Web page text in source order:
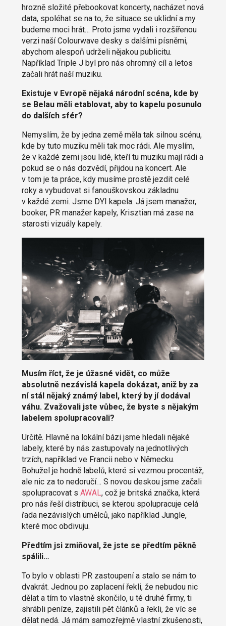
hrozně složité přebookovat koncerty, nacházet nová
data, spoléhat se na to, že situace se uklidní a my
budeme moci hrát… Proto jsme vydali i rozšířenou
verzi naší Colourwave desky s dalšími písněmi,
abychom alespoň udrželi nějakou publicitu.
Například Triple J byl pro nás ohromný cíl a letos
začali hrát naší muziku.
Existuje v Evropě nějaká národní scéna, kde by
se Belau měli etablovat, aby to kapelu posunulo
do dalších sfér?
Nemyslím, že by jedna země měla tak silnou scénu,
kde by tuto muziku měli tak moc rádi. Ale myslím,
že v každé zemi jsou lidé, kteří tu muziku mají rádi a
pokud se o nás dozvědí, přijdou na koncert. Ale
v tom je ta práce, kdy musíme prostě jezdit celé
roky a vybudovat si fanouškovskou základnu
v každé zemi. Jsme DYI kapela. Já jsem manažer,
booker, PR manažer kapely, Krisztian má zase na
starosti vizuály kapely.
Musím říct, že je úžasné vidět, co může
absolutně nezávislá kapela dokázat, aniž by za
ní stál nějaký známý label, který by jí dodával
váhu. Zvažovali jste vůbec, že byste s nějakým
labelem spolupracovali?
Určitě. Hlavně na lokální bázi jsme hledali nějaké
labely, které by nás zastupovaly na jednotlivých
trzích, například ve Francii nebo v Německu.
Bohužel je hodně labelů, které si vezmou procentáž,
ale nic za to nedoručí… S novou deskou jsme začali
spolupracovat s AWAL, což je britská značka, která
pro nás řeší distribuci, se kterou spolupracuje celá
řada nezávislých umělců, jako například Jungle,
které moc obdivuju.
Předtím jsi zmiňoval, že jste se předtím pěkně
spálili…
To bylo v oblasti PR zastoupení a stalo se nám to
dvakrát. Jednou po zaplacení řekli, že nebudou nic
dělat a tím to vlastně skončilo, u té druhé firmy, ti
shrábli peníze, zajistili pět článků a řekli, že víc se
dělat nedá. Já mám samozřejmě vlastní zkušenosti,